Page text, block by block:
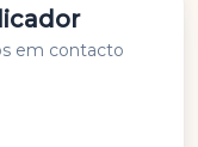
em contacto